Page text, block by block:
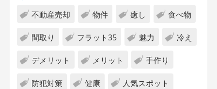
不動産売却 物件 癒し 食べ物
間取り フラット35 魅力 冷え
デメリット メリット 手作り
防犯対策 健康 人気スポット